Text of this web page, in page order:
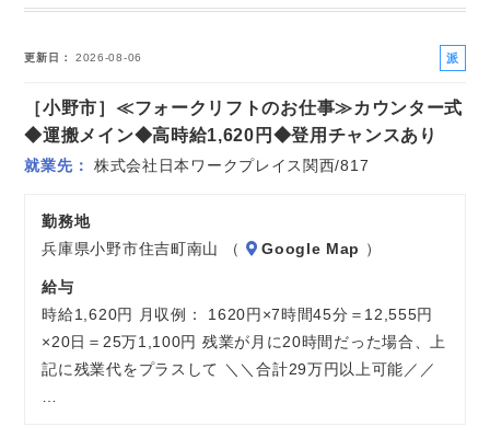
更新日 2026-08-06
派
社
［小野市］≪フォークリフトのお仕事≫カウンター式
◆運搬メイン◆高時給1,620円◆登用チャンスあり
就業先 株式会社日本ワークプレイス関西/817
勤務地
兵庫県小野市住吉町南山 （
Google Map ）
給与
時給1,620円 月収例： 1620円×7時間45分＝12,555円
×20日＝25万1,100円 残業が月に20時間だった場合、上
記に残業代をプラスして ＼＼合計29万円以上可能／／